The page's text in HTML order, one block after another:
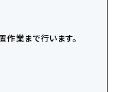
作業まで行います。